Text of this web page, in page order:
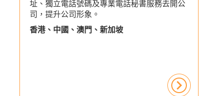
址、獨立電話號碼及專業電話秘書服務去開公
司，提升公司形象。
香港、中國、澳門、新加坡